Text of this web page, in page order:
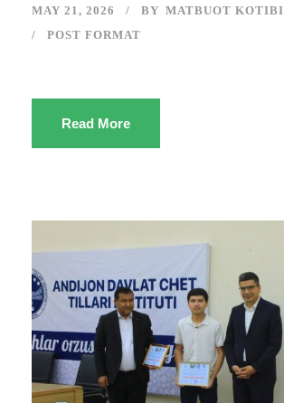
MAY 21, 2026 BY MATBUOT KOTIBI
POST FORMAT
Read More